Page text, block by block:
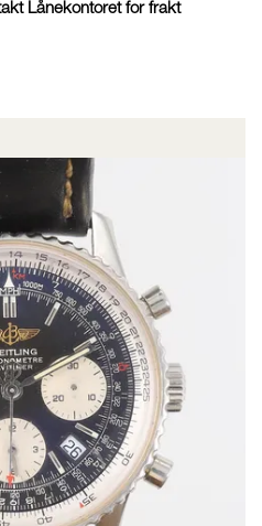
Lånekontoret for frakt